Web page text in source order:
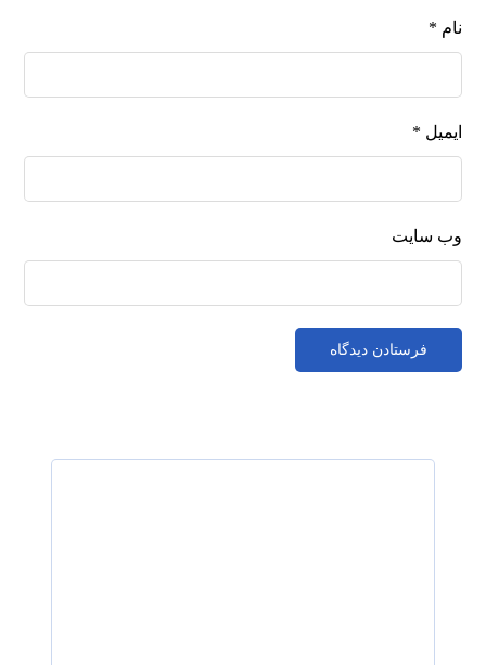
نام *
ایمیل *
وب‌ سایت